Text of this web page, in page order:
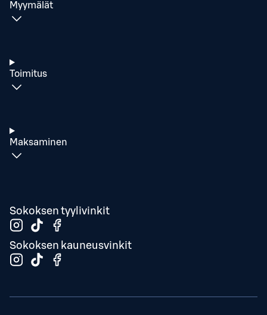
Myymälät
Toimitus
Maksaminen
Sokoksen tyylivinkit
Sokoksen kauneusvinkit